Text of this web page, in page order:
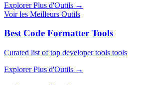
Explorer Plus d'Outils →
Voir les Meilleurs Outils
Best Code Formatter Tools
Curated list of top developer tools tools
Explorer Plus d'Outils →